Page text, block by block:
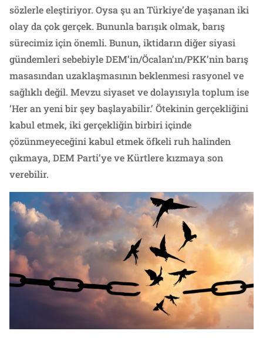
sözlerle eleştiriyor. Oysa şu an Türkiye’de yaşanan iki
olay da çok gerçek. Bununla barışık olmak, barış
sürecimiz için önemli. Bunun, iktidarın diğer siyasi
gündemleri sebebiyle DEM’in/Öcalan’ın/PKK’nin barış
masasından uzaklaşmasının beklenmesi rasyonel ve
sağlıklı değil. Mevzu siyaset ve dolayısıyla toplum ise
‘Her an yeni bir şey başlayabilir.’ Ötekinin gerçekliğini
kabul etmek, iki gerçekliğin birbiri içinde
çözünmeyeceğini kabul etmek öfkeli ruh halinden
çıkmaya, DEM Parti’ye ve Kürtlere kızmaya son
verebilir.